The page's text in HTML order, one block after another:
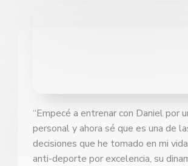
“Empecé a entrenar con Daniel por
personal y ahora sé que es una de
decisiones que he tomado en mi
anti-deporte por excelencia, su